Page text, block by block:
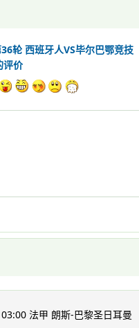
轮 西班牙人VS毕尔巴鄂竞技
价
法甲 朗斯-巴黎圣日耳曼